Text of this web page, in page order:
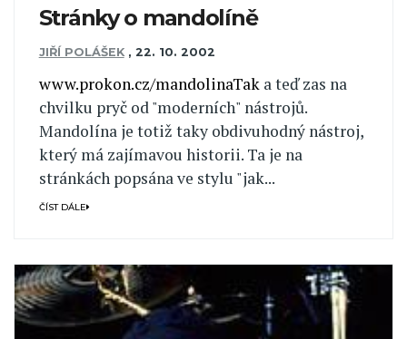
Stránky o mandolíně
JIŘÍ POLÁŠEK , 22. 10. 2002
www.prokon.cz/mandolinaTaka teď zas na
chvilku pryč od "moderních" nástrojů.
Mandolína je totiž taky obdivuhodný nástroj,
který má zajímavou historii. Ta je na
stránkách popsána ve stylu "jak...
ČÍST DÁLE